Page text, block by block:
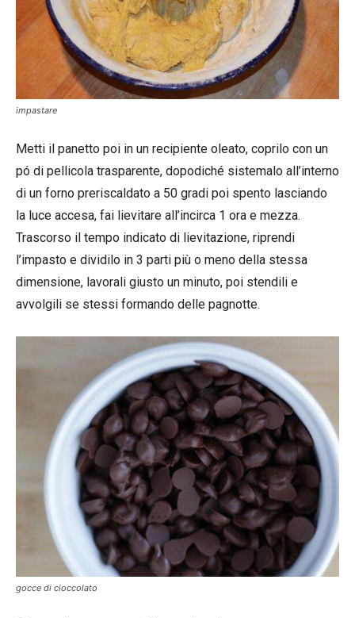
impastare
Metti il panetto poi in un recipiente oleato, coprilo con un
pó di pellicola trasparente, dopodiché sistemalo all’interno
di un forno preriscaldato a 50 gradi poi spento lasciando
la luce accesa, fai lievitare all’incirca 1 ora e mezza.
Trascorso il tempo indicato di lievitazione, riprendi
l’impasto e dividilo in 3 parti più o meno della stessa
dimensione, lavorali giusto un minuto, poi stendili e
avvolgili se stessi formando delle pagnotte.
gocce di cioccolato